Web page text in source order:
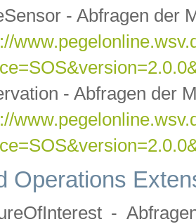
- Abfragen der
- Abfragen der
Operations
-